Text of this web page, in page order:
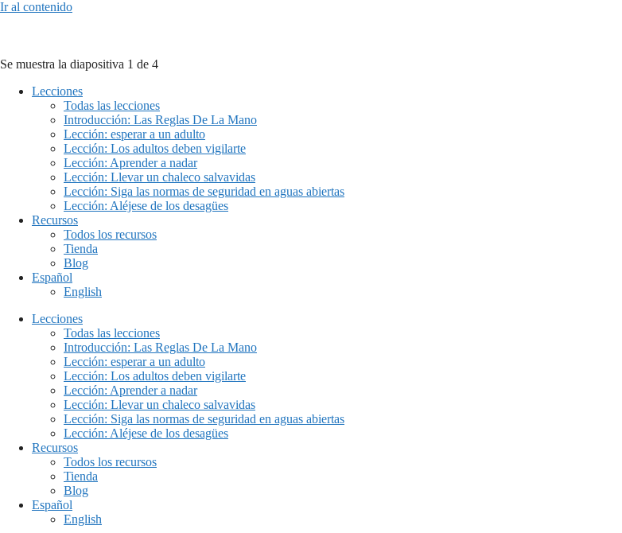
Ir al contenido
Se muestra la diapositiva 1 de 4
Lecciones
Todas las lecciones
Introducción: Las Reglas De La Mano
Lección: esperar a un adulto
Lección: Los adultos deben vigilarte
Lección: Aprender a nadar
Lección: Llevar un chaleco salvavidas
Lección: Siga las normas de seguridad en aguas abiertas
Lección: Aléjese de los desagües
Recursos
Todos los recursos
Tienda
Blog
Español
English
Lecciones
Todas las lecciones
Introducción: Las Reglas De La Mano
Lección: esperar a un adulto
Lección: Los adultos deben vigilarte
Lección: Aprender a nadar
Lección: Llevar un chaleco salvavidas
Lección: Siga las normas de seguridad en aguas abiertas
Lección: Aléjese de los desagües
Recursos
Todos los recursos
Tienda
Blog
Español
English